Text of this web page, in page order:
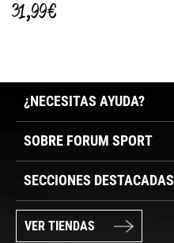
31,99 €
¿NECESITAS AYUDA?
SOBRE FORUM SPORT
SECCIONES DESTACADAS
VER TIENDAS